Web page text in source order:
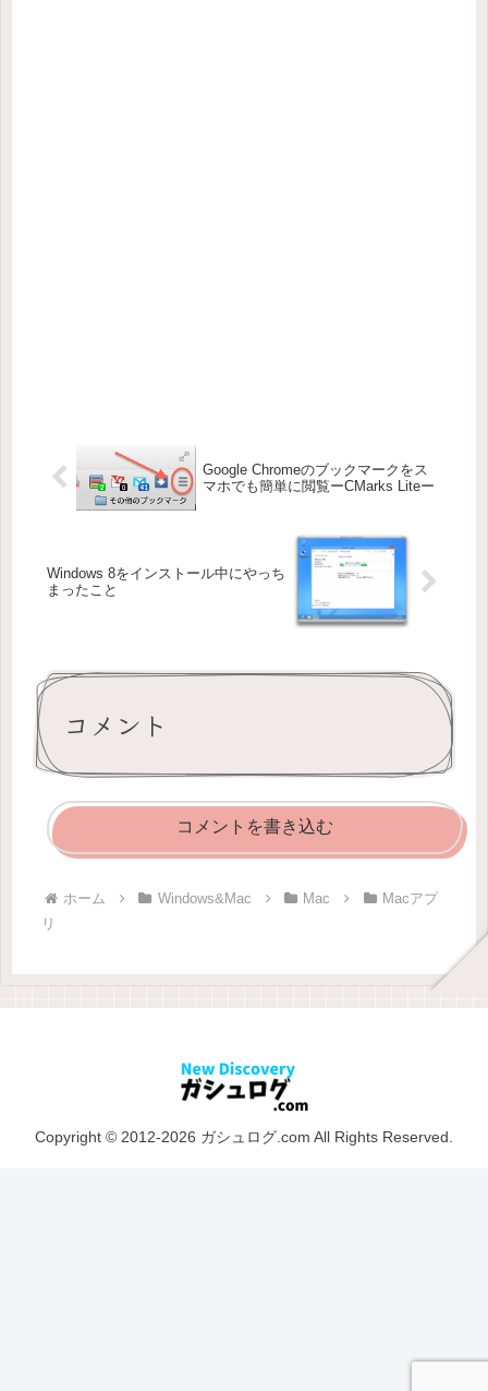
Google Chromeのブックマークをス
マホでも簡単に閲覧ーCMarks Liteー
Windows 8をインストール中にやっち
まったこと
コメント
コメントを書き込む
ホーム Windows&Mac Mac
Macアプ
リ
Copyright © 2012-2026 ガシュログ.com All Rights Reserved.